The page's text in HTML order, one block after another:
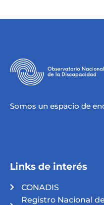
Somos un espacio de
Links de interés
CONADIS
Registro Nacional